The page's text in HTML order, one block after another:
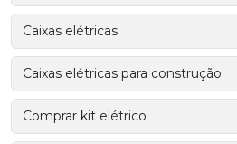
Caixas elétricas
Caixas elétricas para construção
Comprar kit elétrico